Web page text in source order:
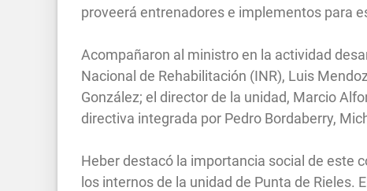
proveerá entrenadores e implementos para
Acompañaron al ministro en la actividad
Nacional de Rehabilitación (INR), Luis
González; el director de la unidad, Marcio
directiva integrada por Pedro Bordaberry,
Heber destacó la importancia social de este
los internos de la unidad de Punta de Rieles.